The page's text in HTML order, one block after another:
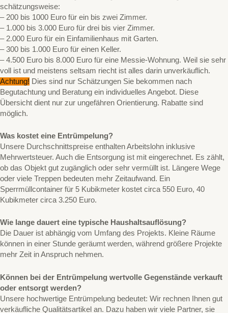
schätzungsweise:
– 200 bis 1000 Euro für ein bis zwei Zimmer.
– 1.000 bis 3.000 Euro für drei bis vier Zimmer.
– 2.000 Euro für ein Einfamilienhaus mit Garten.
– 300 bis 1.000 Euro für einen Keller.
– 4.500 Euro bis 8.000 Euro für eine Messie-Wohnung. Weil sie sehr
voll ist und meistens seltsam riecht ist alles darin unverkäuflich.
Achtung! Dies sind nur Schätzungen Sie bekommen nach
Begutachtung und Beratung ein individuelles Angebot. Diese
Übersicht dient nur zur ungefähren Orientierung. Rabatte sind
möglich.
Was kostet eine Entrümpelung?
Unsere Durchschnittspreise enthalten Arbeitslohn inklusive
Mehrwertsteuer. Auch die Entsorgung ist mit eingerechnet. Es zählt,
ob das Objekt gut zugänglich oder sehr vermüllt ist. Längere Wege
oder viele Treppen bedeuten mehr Zeitaufwand. Ein
Sperrmüllcontainer für 5 Kubikmeter kostet circa 550 Euro, 40
Kubikmeter circa 3.250 Euro.
Wie lange dauert eine typische Haushaltsauflösung?
Die Dauer ist abhängig vom Umfang des Projekts. Kleine Räume
können in einer Stunde geräumt werden, während größere Projekte
mehr Zeit in Anspruch nehmen.
Können bei der Entrümpelung wertvolle Gegenstände verkauft
oder entsorgt werden?
Unsere hochwertige Entrümpelung bedeutet: Wir rechnen Ihnen gut
verkäufliche Qualitätsartikel an. Dazu haben wir viele Partner, sie